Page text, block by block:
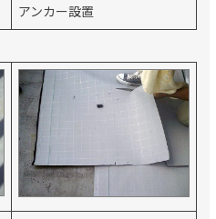
アンカー設置